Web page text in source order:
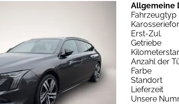
Allgemeine
Fahrzeugtyp
Erst-Zul.
Getriebe
Anzahl der
Farbe
Standort
Lieferzeit
Unsere